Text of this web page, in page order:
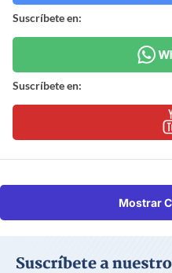
Suscríbete en:
Suscríbete en:
Mostrar